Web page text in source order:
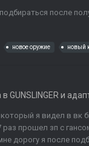
после
новое оружие новый
в GUNSLINGER и
я видел в вк
раз прошел зп с
дорогу я после